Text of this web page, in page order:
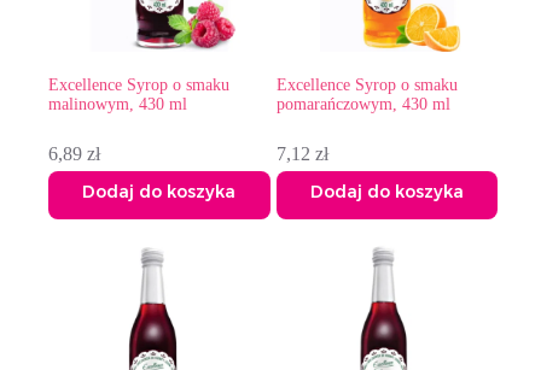
Excellence Syrop o smaku
malinowym, 430 ml
6,89 zł
Dodaj do koszyka
Excellence Syrop o smaku
pomarańczowym, 430 ml
7,12 zł
Dodaj do koszyka